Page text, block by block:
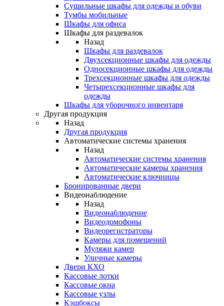
Сушильные шкафы для одежды и обуви
Тумбы мобильные
Шкафы для офиса
Шкафы для раздевалок
Назад
Шкафы для раздевалок
Двухсекционные шкафы для одежды
Односекционные шкафы для одежды
Трехсекционные шкафы для одежды
Четырехсекционные шкафы для
одежды
Шкафы для уборочного инвентаря
Другая продукция
Назад
Другая продукция
Автоматические системы хранения
Назад
Автоматические системы хранения
Автоматические камеры хранения
Автоматические ключницы
Бронированные двери
Видеонаблюдение
Назад
Видеонаблюдение
Видеодомофоны
Видеорегистраторы
Камеры для помещений
Муляжи камер
Уличные камеры
Двери КХО
Кассовые лотки
Кассовые окна
Кассовые узлы
Кэшбоксы